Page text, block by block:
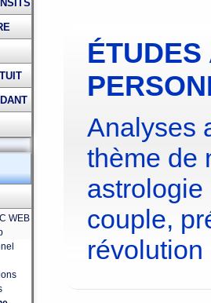
WEB
Analyses
thème de
couple,